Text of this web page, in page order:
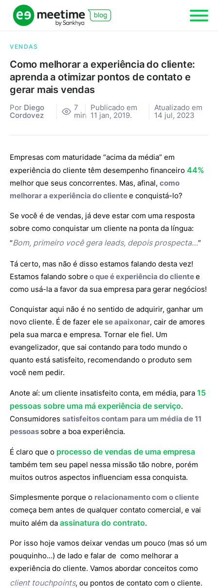
VENDAS
Como melhorar a experiência do cliente:
aprenda a otimizar pontos de contato e
gerar mais vendas
Por Diego
Cordovez
7
min
Publicado em
11 jan, 2019.
Atualizado em
14 jul, 2023
Empresas com maturidade “acima da média” em
experiência do cliente têm desempenho financeiro 44%
melhorque seus concorrentes. Mas, afinal, como
melhorar a experiência do clientee conquistá-lo?
Se você é de vendas, já deve estar com uma resposta
sobre como conquistar um cliente na ponta da língua:
“Bom, primeiro você gera leads, depois prospecta…”
Tá certo, mas não é disso estamos falando desta vez!
Estamos falando sobre o que é experiência do clientee
como usá-la a favor da sua empresa para gerar negócios!
Conquistar aqui não é no sentido de adquirir, ganhar um
novo cliente. É de fazer ele se apaixonar, cair de amores
pela sua marca e empresa. Tornar ele fiel. Um
evangelizador, que sai contando para todo mundo o
quanto está satisfeito, recomendando o produto sem
você nem pedir.
Anote aí: um cliente insatisfeito conta, em média, para 15
pessoas sobre uma má experiência de serviço.
Consumidores satisfeitos contam para um média de 11
pessoas sobre a boa experiência.
É claro que o processo de vendas de uma empresa
também tem seu papel nessa missão tão nobre, porém
muitos outros aspectos influenciam essa conquista.
Simplesmente porque o relacionamento com o cliente
começa bem antes de qualquer contato comercial, e vai
muito além da assinatura do contrato.
Por isso hoje vamos deixar vendas um pouco (mas só um
pouquinho…) de lado e falar de como melhorar a
experiência do cliente. Vamos abordar conceitos como
client touchpoints, ou pontos de contato com o cliente.